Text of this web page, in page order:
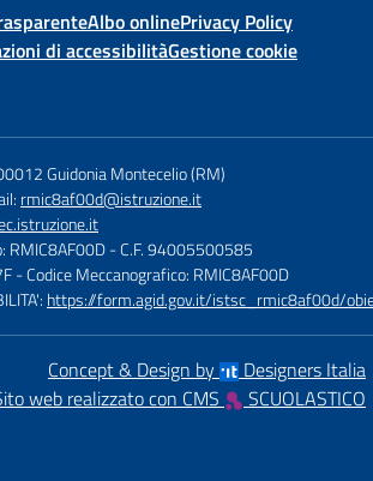
Albo onlinePrivacy Policy
di accessibilitàGestione cookie
Guidonia Montecelio (RM)
rmic8af00d@istruzione.it
RMIC8AF00D- C.F. 94005500585
- Codice Meccanografico: RMIC8AF00D
https://form.agid.gov.it/istsc_rmic8af00d/
Concept & Design by
Designers Italia
web realizzato con CMS
SCUOLASTICO